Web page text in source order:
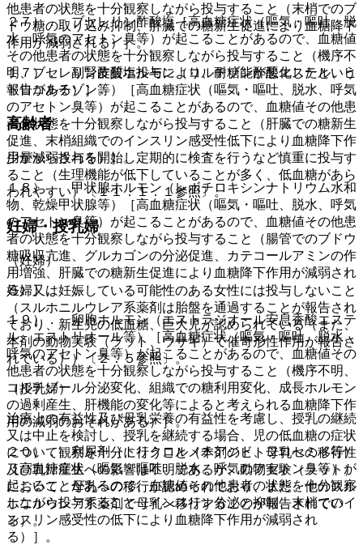
２７）． ブセレリン酢酸塩［高血糖症状（嘔気・嘔吐、脱
水、呼気のアセトン臭等）が起こることがあるので、血糖値
その他患者の状態を十分観察しながら投与すること（機序不
明、ブセレリン酢酸塩投与により、耐糖能が悪化したという
報告がある）］。
高齢者
少量から投与を開始し定期的に検査を行うなど慎重に投与す
ること（生理機能が低下していることが多く、低血糖があら
われやすい）〔１１．１．１参照〕。
妊婦・授乳婦
（妊婦）
妊婦又は妊娠している可能性のある女性には投与しないこと
（スルホニルウレア系薬剤は胎盤を通過することが報告され
ており、新生児の低血糖、巨大児が認められている（また、
本剤の動物実験（ラット、ウサギ）で催奇形性作用が報告さ
れている））〔２．５参照〕。
（授乳婦）
治療上の有益性及び母乳栄養の有益性を考慮し、授乳の継続
又は中止を検討し、授乳を継続する場合、児の低血糖の症状
について観察を十分に行うこと（本剤のヒト母乳への移行性
及び乳汁産生への影響は不明であるが、動物実験（ラット）
において、母乳への移行が認められており、また、他のスル
ホニルウレア系薬剤で母乳へ移行することが報告されてい
る）。
他患者の状態を十分観察しながら投与すること（末梢でのブ
ドウ糖の取り込み抑制、肝臓での糖新生促進により血糖降下
作用が減弱される）］。
１７）． 副腎皮質ホルモン（コルチゾン酢酸エステル、ヒ
ドロコルチゾン等）［高血糖症状（嘔気・嘔吐、脱水、呼気
のアセトン臭等）が起こることがあるので、血糖値その他患
者の状態を十分観察しながら投与すること（肝臓での糖新生
促進、末梢組織でのインスリン感受性低下により血糖降下作
用が減弱される）］。
１８）． 甲状腺ホルモン（レボチロキシンナトリウム水和
物、乾燥甲状腺等）［高血糖症状（嘔気・嘔吐、脱水、呼気
のアセトン臭等）が起こることがあるので、血糖値その他患
者の状態を十分観察しながら投与すること（腸管でのブドウ
糖吸収亢進、グルカゴンの分泌促進、カテコールアミンの作
用増強、肝臓での糖新生促進により血糖降下作用が減弱され
る）］。
１９）． 卵胞ホルモン（エストラジオール安息香酸エステ
ル、エストリオール等）［高血糖症状（嘔気・嘔吐、脱水、
呼気のアセトン臭等）が起こることがあるので、血糖値その
他患者の状態を十分観察しながら投与すること（機序不明、
コルチゾール分泌変化、組織での糖利用変化、成長ホルモン
の過剰産生、肝機能の変化等によると考えられる血糖降下作
用の減弱のおそれがある）］。
２０）． 利尿剤（トリクロルメチアジド、フロセミド等）
［高血糖症状（嘔気・嘔吐、脱水、呼気のアセトン臭等）が
起こることがあるので、血糖値その他患者の状態を十分観察
しながら投与すること（インスリン分泌の抑制、末梢でのイ
ンスリン感受性の低下により血糖降下作用が減弱され
る）］。